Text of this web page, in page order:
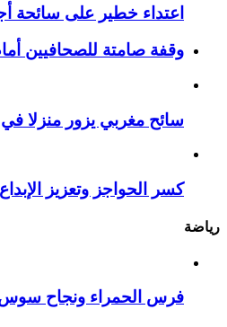
اعتداء خطير على سائحة
وقفة صامتة للصحافيين
سائح مغربي يزور منزلا في
كسر الحواجز وتعزيز
رياضة
فرس الحمراء ونجاح